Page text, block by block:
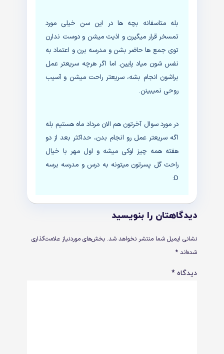
بله متاسفانه بچه ها در این سن خیلی مورد
تمسخر قرار میگیرن و اذیت میشن و دوست ندارن
توی جمع ها حاضر بشن و مدرسه برن و اعتماد به
نفس شون میاد پایین. اما اگر هرچه سریعتر عمل
براشون انجام بشه، سریعتر راحت میشن و آسیب
روحی نمیبینن.
در مورد سوال آخرتون هم الان مرداد ماه هستیم بله
اگه سریعتر عمل رو انجام بدن، حداکثر بعد از دو
هفته همه چیز اوکی میشه و اول مهر با خیال
راحت گل پسرتون میتونه به درس و مدرسه برسه
D:
دیدگاهتان را بنویسید
نشانی ایمیل شما منتشر نخواهد شد. بخش‌های موردنیاز علامت‌گذاری
شده‌اند *
دیدگاه *